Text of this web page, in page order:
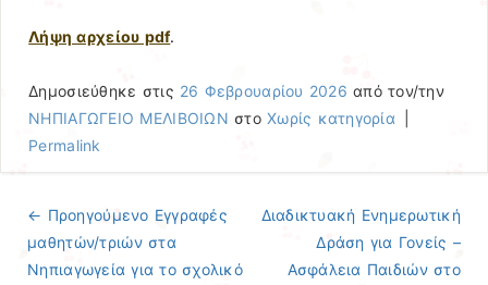
Λήψη αρχείου pdf.
Δημοσιεύθηκε στις 26 Φεβρουαρίου 2026 από τον/την
ΝΗΠΙΑΓΩΓΕΙΟ ΜΕΛΙΒΟΙΩΝ στοΧωρίς κατηγορία
Permalink
Πλοήγηση άρθρων
← Προηγούμενo Εγγραφές
μαθητών/τριών στα
Νηπιαγωγεία για το σχολικό
Διαδικτυακή Ενημερωτική
Δράση για Γονείς –
Ασφάλεια Παιδιών στο